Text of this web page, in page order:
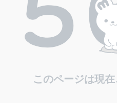
このページは現